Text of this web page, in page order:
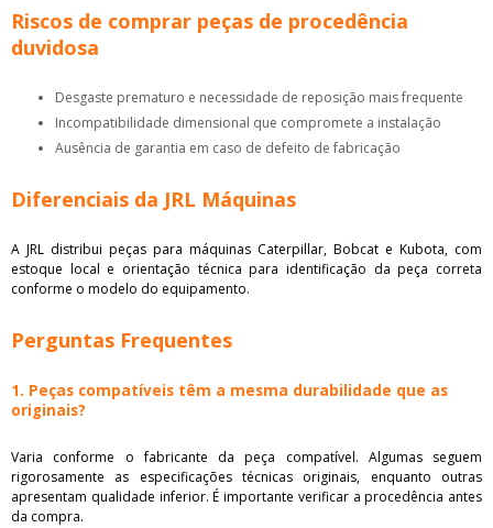
Riscos de comprar peças de procedência
duvidosa
Desgaste prematuro e necessidade de reposição mais frequente
Incompatibilidade dimensional que compromete a instalação
Ausência de garantia em caso de defeito de fabricação
Diferenciais da JRL Máquinas
A JRL distribui peças para máquinas Caterpillar, Bobcat e Kubota, com
estoque local e orientação técnica para identificação da peça correta
conforme o modelo do equipamento.
Perguntas Frequentes
1. Peças compatíveis têm a mesma durabilidade que as
originais?
Varia conforme o fabricante da peça compatível. Algumas seguem
rigorosamente as especificações técnicas originais, enquanto outras
apresentam qualidade inferior. É importante verificar a procedência antes
da compra.